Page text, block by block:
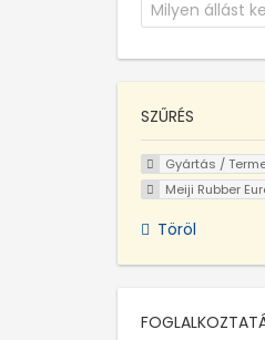
SZŰRÉS
Gyártás /
Meiji Rubber
Töröl